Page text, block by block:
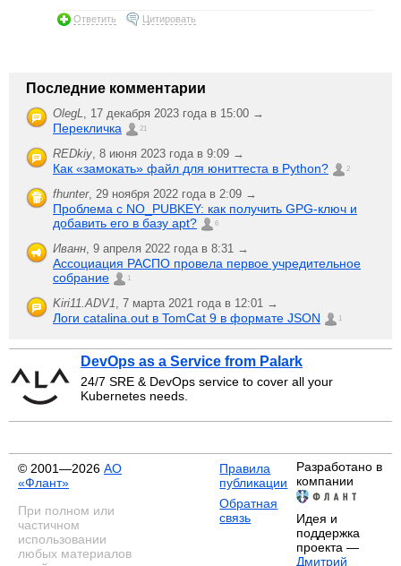
Ответить Цитировать
Последние комментарии
OlegL, 17 декабря 2023 года в 15:00 →
Перекличка 21
REDkiy, 8 июня 2023 года в 9:09 →
Как «замокать» файл для юниттеста в Python? 2
fhunter, 29 ноября 2022 года в 2:09 →
Проблема с NO_PUBKEY: как получить GPG-ключ и
добавить его в базу apt?
6
Иванн, 9 апреля 2022 года в 8:31 →
Ассоциация РАСПО провела первое учредительное
собрание
1
Kiri11.ADV1, 7 марта 2021 года в 12:01 →
Логи catalina.out в TomCat 9 в формате JSON 1
DevOps as a Service from Palark
24/7 SRE & DevOps service to cover all your
Kubernetes needs.
© 2001—2026 АО
«Флант»
При полном или
частичном
использовании
любых материалов
Правила
публикации
Обратная
связь
Разработано в
компании
Идея и
поддержка
проекта —
Дмитрий